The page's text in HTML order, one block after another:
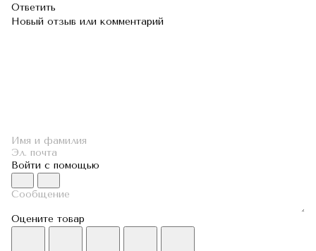
Ответить
Новый отзыв или комментарий
Войти с помощью
Оцените товар